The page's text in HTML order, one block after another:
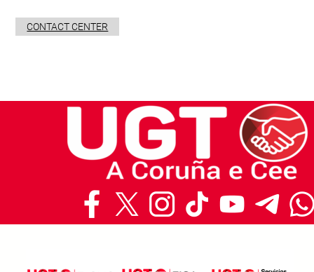
CONTACT CENTER